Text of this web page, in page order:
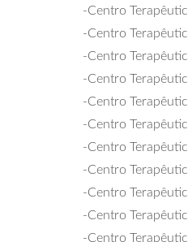
-Centro
-Centro
-Centro
-Centro
-Centro
-Centro
-Centro
-Centro
-Centro
-Centro
-Centro